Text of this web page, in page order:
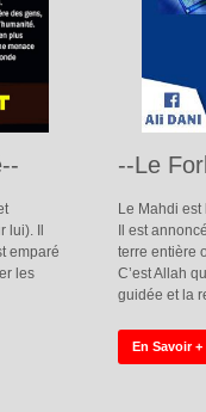
Il
emparé
les
--Le
Le Mahdi
Il est
terre entière
C’est Allah
guidée et la
En Savoir +